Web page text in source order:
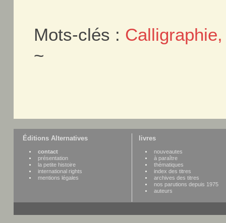
Mots-clés :
~
Éditions Alternatives
contact
présentation
la petite histoire
international rights
mentions légales
livres
nouveautes
à paraître
thématiques
index des titres
archives des titres
nos parutions depuis 1975
auteurs